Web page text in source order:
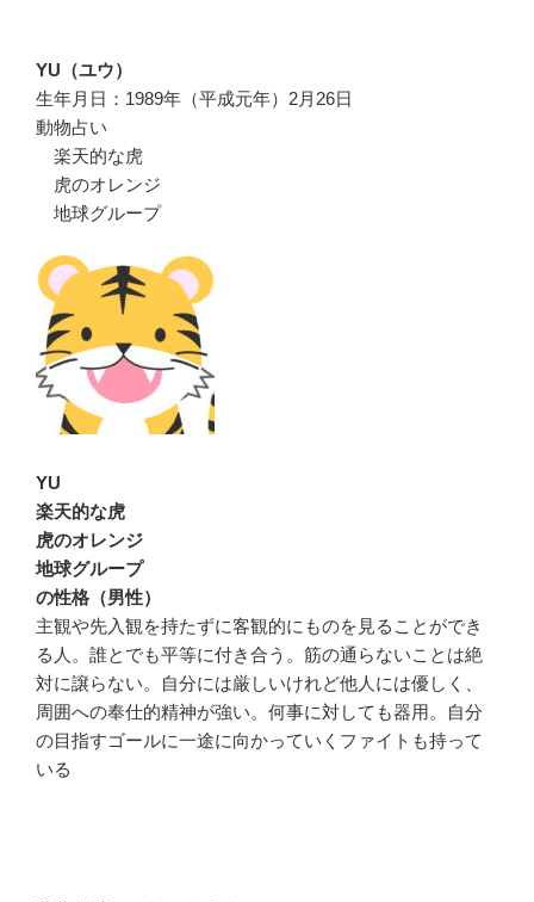
YU（ユウ）
生年月日：1989年（平成元年）2月26日
動物占い
楽天的な虎
虎のオレンジ
地球グループ
YU
楽天的な虎
虎のオレンジ
地球グループ
の性格（男性）
主観や先入観を持たずに客観的にものを見ることができ
る人。誰とでも平等に付き合う。筋の通らないことは絶
対に譲らない。自分には厳しいけれど他人には優しく、
周囲への奉仕的精神が強い。何事に対しても器用。自分
の目指すゴールに一途に向かっていくファイトも持って
いる